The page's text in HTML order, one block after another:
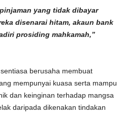
yang tidak dibayar
disenarai hitam, akaun bank
prosiding mahkamah,”
berusaha membuat
mempunyai kuasa serta mampu
dan keinginan terhadap mangsa
daripada dikenakan tindakan